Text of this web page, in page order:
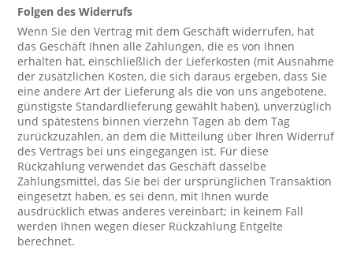
Folgen des Widerrufs
Wenn Sie den Vertrag mit dem Geschäft widerrufen, hat
das Geschäft Ihnen alle Zahlungen, die es von Ihnen
erhalten hat, einschließlich der Lieferkosten (mit Ausnahme
der zusätzlichen Kosten, die sich daraus ergeben, dass Sie
eine andere Art der Lieferung als die von uns angebotene,
günstigste Standardlieferung gewählt haben), unverzüglich
und spätestens binnen vierzehn Tagen ab dem Tag
zurückzuzahlen, an dem die Mitteilung über Ihren Widerruf
des Vertrags bei uns eingegangen ist. Für diese
Rückzahlung verwendet das Geschäft dasselbe
Zahlungsmittel, das Sie bei der ursprünglichen Transaktion
eingesetzt haben, es sei denn, mit Ihnen wurde
ausdrücklich etwas anderes vereinbart; in keinem Fall
werden Ihnen wegen dieser Rückzahlung Entgelte
berechnet.